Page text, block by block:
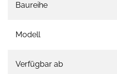
Baureihe
Modell
Verfügbar ab